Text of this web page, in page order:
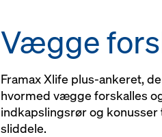
Vægge
Framax Xlife plus-ankeret,
hvormed vægge forskalles
indkapslingsrør og
sliddele.